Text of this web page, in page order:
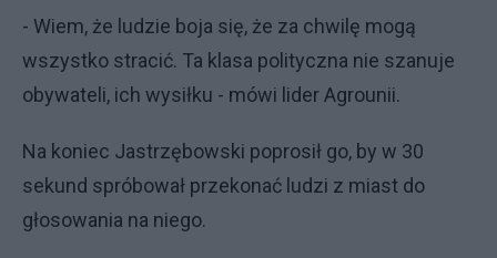
- Wiem, że ludzie boja się, że za chwilę mogą
wszystko stracić. Ta klasa polityczna nie szanuje
obywateli, ich wysiłku - mówi lider Agrounii.
Na koniec Jastrzębowski poprosił go, by w 30
sekund spróbował przekonać ludzi z miast do
głosowania na niego.